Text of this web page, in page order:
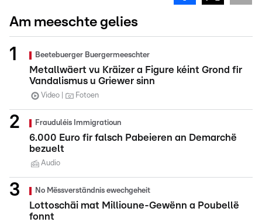
Am meeschte gelies
Beetebuerger Buergermeeschter
Metallwäert vu Kräizer a Figure kéint Grond fir
Vandalismus u Griewer sinn
Video Fotoen
Frauduléis Immigratioun
6.000 Euro fir falsch Pabeieren an Demarchë
bezuelt
Audio
No Mëssverständnis ewechgeheit
Lottoschäi mat Millioune-Gewënn a Poubellë
fonnt